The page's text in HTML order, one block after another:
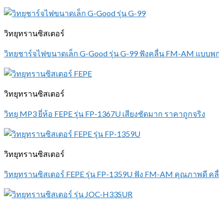
วิทยุทรานซิสเตอร์
วิทยุชาร์จไฟขนาดเล็ก G-Good รุ่น G-99 ฟังคลื่น FM-AM แบบพ
วิทยุทรานซิสเตอร์
วิทยุ MP3 ยี่ห้อ FEPE รุ่น FP-1367U เสียงชัดมาก ราคาถูกจริง
วิทยุทรานซิสเตอร์
วิทยุทรานซิสเตอร์ FEPE รุ่น FP-1359U ฟัง FM-AM คุณภาพดี